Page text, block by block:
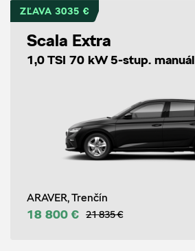
ZĽAVA 3035 €
Scala Extra
1,0 TSI 70 kW 5-stup. manuál
ARAVER, Trenčín
18 800 € 21 835 €